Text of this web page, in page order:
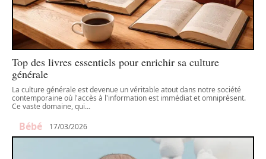
Top des livres essentiels pour enrichir sa culture
générale
La culture générale est devenue un véritable atout dans notre société
contemporaine où l'accès à l'information est immédiat et omniprésent.
Ce vaste domaine, qui…
Bébé 17/03/2026